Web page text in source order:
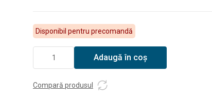
Disponibil pentru precomandă
DEDRA
digital
Adaugă în coș
Compară produsul